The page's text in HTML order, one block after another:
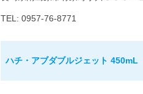
TEL: 0957-76-8771
ハチ・アブダブルジェット 450mL